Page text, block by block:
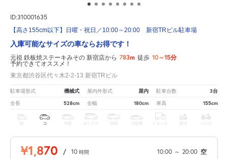
ID:310001635
【高さ155cm以下】日曜・祝日／10:00～20:00 新宿TRビル駐車場
入庫可能なサイズの車ならお得です！
元祖 鉄板焼ステーキみその 新宿店から 783m 徒歩 10～15分
予約できてオススメ！
東京都渋谷区代々木2-2-13 新宿TRビル
駐車場形式 機械式 屋内外形式 屋内 駐車台数 3台
全長 528cm 全幅 180cm 車高 155cm
軽 コ 中型 ボックス SUV 大型車 トラック 原付 バイク
¥1,870 / 10 時間 10:00 ～ 20:00 空